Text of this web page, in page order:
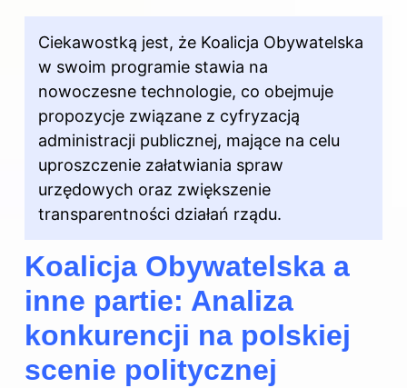
Ciekawostką jest, że Koalicja Obywatelska
w swoim programie stawia na
nowoczesne technologie, co obejmuje
propozycje związane z cyfryzacją
administracji publicznej, mające na celu
uproszczenie załatwiania spraw
urzędowych oraz zwiększenie
transparentności działań rządu.
Koalicja Obywatelska a
inne partie: Analiza
konkurencji na polskiej
scenie politycznej